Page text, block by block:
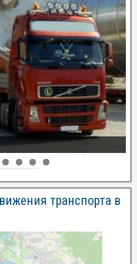
транспорта в